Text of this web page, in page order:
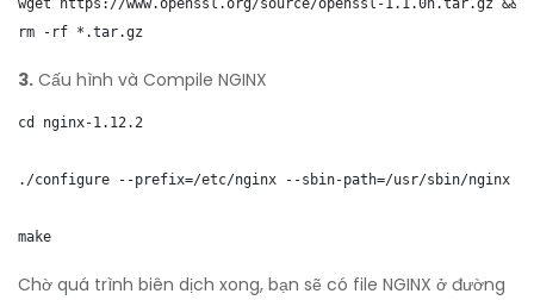
wget https://www.openssl.org/source/openssl-1.1.0h.tar.gz
rm -rf *.tar.gz
3. Cấu hình và Compile NGINX
cd nginx-1.12.2
./configure --prefix=/etc/nginx --sbin-path=/usr/sbin/nginx --
make
Chờ quá trình biên dịch xong, bạn sẽ có file NGINX ở đường